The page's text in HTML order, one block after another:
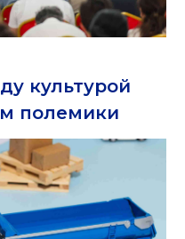
культурой
полемики